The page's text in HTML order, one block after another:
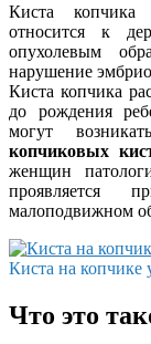
Киста копчика
относится к
опухолевым
нарушение
Киста копчика
до рождения
могут
копчиковых
женщин
проявляется
малоподвижном
Киста на
Что это